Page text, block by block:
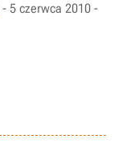
- 5 czerwca 2010 -